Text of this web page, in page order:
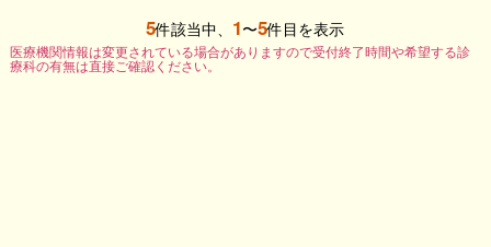
5件該当中、 1〜5件目を表示
医療機関情報は変更されている場合がありますので受付終了時間や希望する診
療科の有無は直接ご確認ください。